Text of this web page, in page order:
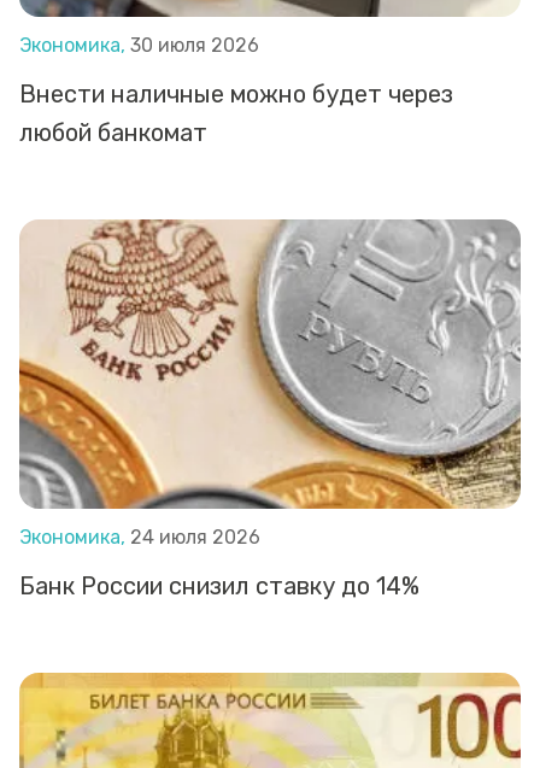
Экономика, 30 июля 2026
Внести наличные можно будет через
любой банкомат
Экономика, 24 июля 2026
Банк России снизил ставку до 14%